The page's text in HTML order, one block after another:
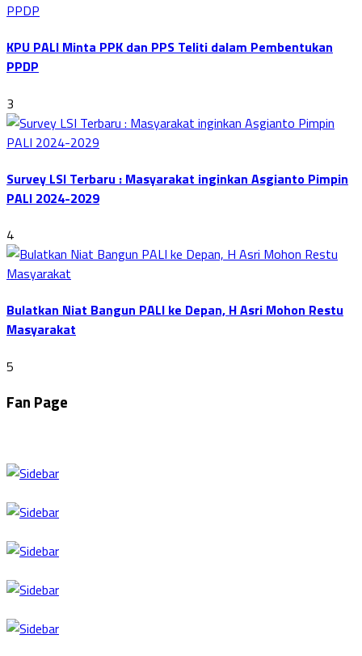
KPU PALI Minta PPK dan PPS Teliti dalam Pembentukan
PPDP
3
Survey LSI Terbaru : Masyarakat inginkan Asgianto Pimpin
PALI 2024-2029
4
Bulatkan Niat Bangun PALI ke Depan, H Asri Mohon Restu
Masyarakat
5
Fan Page